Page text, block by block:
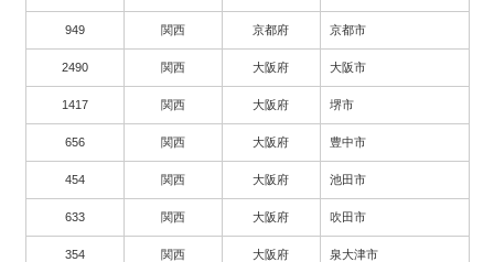
949 関西 京都府 京都市
2490 関西 大阪府 大阪市
1417 関西 大阪府 堺市
656 関西 大阪府 豊中市
454 関西 大阪府 池田市
633 関西 大阪府 吹田市
354 関西 大阪府 泉大津市